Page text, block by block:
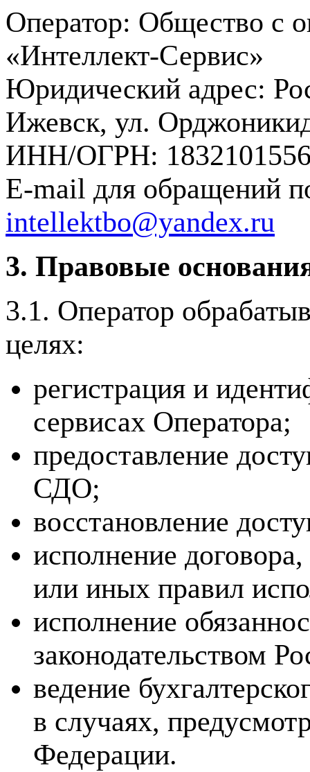
Оператор: Общество с
«Интеллект-Сервис»
Юридический адрес:
Ижевск, ул.
ИНН/ОГРН: 1832101556
E-mail для обращений
intellektbo@yandex.ru
3. Правовые
3.1. Оператор
целях:
регистрация и
сервисах Оператора;
предоставление
СДО;
восстановление
исполнение
или иных правил
исполнение
законодательством
ведение
в случаях,
Федерации.